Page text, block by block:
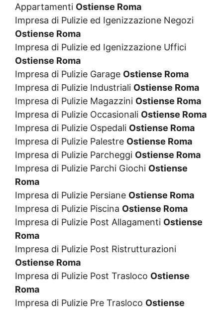
Appartamenti Ostiense Roma
Impresa di Pulizie ed Igenizzazione Negozi
Ostiense Roma
Impresa di Pulizie ed Igenizzazione Uffici
Ostiense Roma
Impresa di Pulizie Garage Ostiense Roma
Impresa di Pulizie Industriali Ostiense Roma
Impresa di Pulizie Magazzini Ostiense Roma
Impresa di Pulizie Occasionali Ostiense Roma
Impresa di Pulizie Ospedali Ostiense Roma
Impresa di Pulizie Palestre Ostiense Roma
Impresa di Pulizie Parcheggi Ostiense Roma
Impresa di Pulizie Parchi Giochi Ostiense
Roma
Impresa di Pulizie Persiane Ostiense Roma
Impresa di Pulizie Piscina Ostiense Roma
Impresa di Pulizie Post Allagamenti Ostiense
Roma
Impresa di Pulizie Post Ristrutturazioni
Ostiense Roma
Impresa di Pulizie Post Trasloco Ostiense
Roma
Impresa di Pulizie Pre Trasloco Ostiense